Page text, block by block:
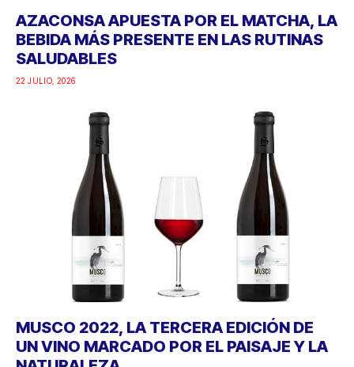
AZACONSA APUESTA POR EL MATCHA, LA
BEBIDA MÁS PRESENTE EN LAS RUTINAS
SALUDABLES
22 JULIO, 2026
MUSCO 2022, LA TERCERA EDICIÓN DE
UN VINO MARCADO POR EL PAISAJE Y LA